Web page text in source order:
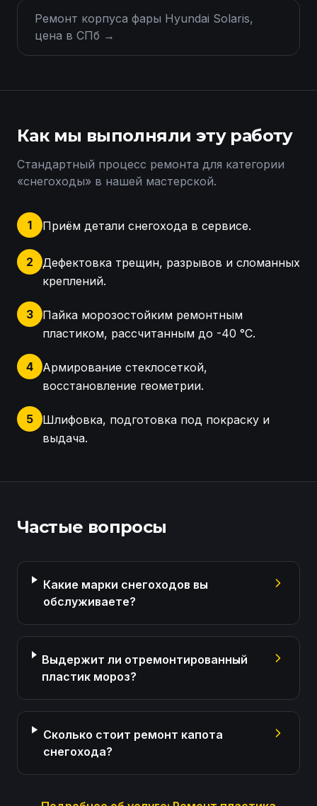
Ремонт корпуса фары Hyundai Solaris,
цена в СПб →
Как мы выполняли эту работу
Стандартный процесс ремонта для категории
«снегоходы» в нашей мастерской.
1 Приём детали снегохода в сервисе.
2
Дефектовка трещин, разрывов и сломанных
креплений.
3
Пайка морозостойким ремонтным
пластиком, рассчитанным до -40 °C.
4
Армирование стеклосеткой,
восстановление геометрии.
5
Шлифовка, подготовка под покраску и
выдача.
Частые вопросы
Какие марки снегоходов вы
обслуживаете?
Выдержит ли отремонтированный
пластик мороз?
Сколько стоит ремонт капота
снегохода?